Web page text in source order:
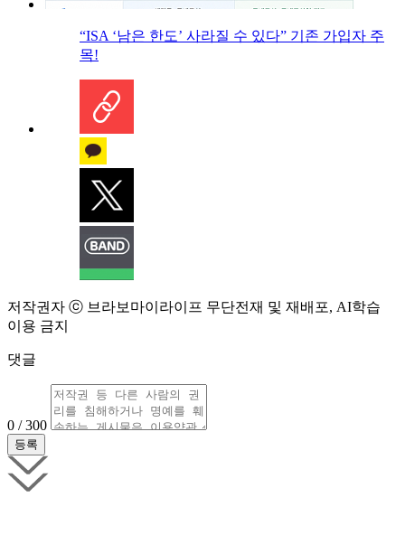
“ISA ‘남은 한도’ 사라질 수 있다” 기존 가입자 주
목!
저작권자 ⓒ 브라보마이라이프 무단전재 및 재배포, AI학습
이용 금지
댓글
0 / 300